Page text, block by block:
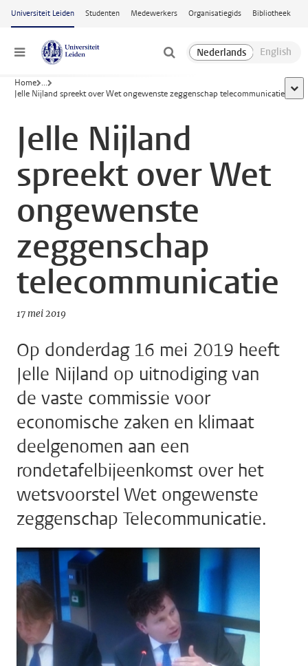
Ga naar hoofdinhoud
Universiteit Leiden Studenten Medewerkers Organisatiegids Bibliotheek
Menu
Home ...
Jelle Nijland spreekt over Wet ongewenste zeggenschap telecommunicatie
Jelle Nijland
spreekt over Wet
ongewenste
zeggenschap
telecommunicatie
17 mei 2019
Op donderdag 16 mei 2019 heeft
Jelle Nijland op uitnodiging van
de vaste commissie voor
economische zaken en klimaat
deelgenomen aan een
rondetafelbijeenkomst over het
wetsvoorstel Wet ongewenste
zeggenschap Telecommunicatie.